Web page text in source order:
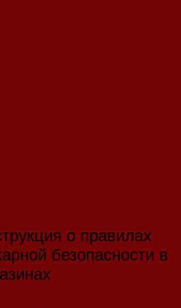
о правилах
безопасности в